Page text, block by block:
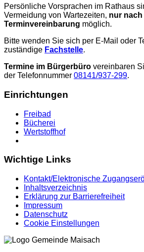
Persönliche Vorsprachen im Rathaus
Vermeidung von Wartezeiten, nur nach
Terminvereinbarung möglich.
Bitte wenden Sie sich per E-Mail oder
zuständige Fachstelle.
Termine im Bürgerbüro vereinbaren
der Telefonnummer 08141/937-299.
Einrichtungen
Freibad
Bücherei
Wertstoffhof
Wichtige Links
Kontakt/Elektronische
Inhaltsverzeichnis
Erklärung zur Barrierefreiheit
Impressum
Datenschutz
Cookie Einstellungen